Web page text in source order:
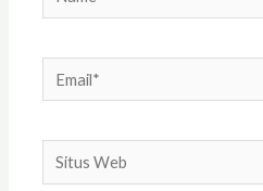
Email*
Situs
Web